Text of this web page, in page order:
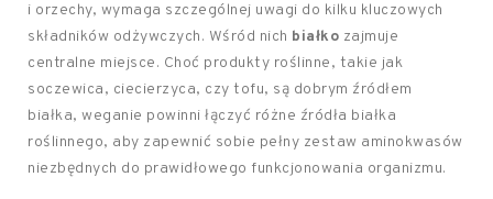
i orzechy, wymaga szczególnej uwagi do kilku kluczowych
składników odżywczych. Wśród nich białko zajmuje
centralne miejsce. Choć produkty roślinne, takie jak
soczewica, ciecierzyca, czy tofu, są dobrym źródłem
białka, weganie powinni łączyć różne źródła białka
roślinnego, aby zapewnić sobie pełny zestaw aminokwasów
niezbędnych do prawidłowego funkcjonowania organizmu.